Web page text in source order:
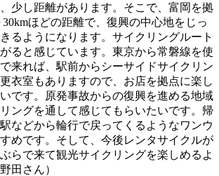
少し距離があります。そこで、富岡を拠
30kmほどの距離で、復興の中心地をじっ
るようになります。サイクリングルート
ると感じています。東京から常磐線を使
来れば、駅前からシーサイドサイクリン
衣室もありますので、お店を拠点に楽し
です。原発事故からの復興を進める地域
ングを通して感じてもらいたいです。帰
などから輪行で戻ってくるようなワンウ
めです。そして、今後レンタサイクルが
らで来て観光サイクリングを楽しめるよ
田さん）